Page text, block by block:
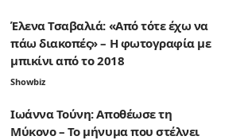
Έλενα Τσαβαλιά: «Από τότε έχω να
πάω διακοπές» – Η φωτογραφία με
μπικίνι από το 2018
Showbiz
Ιωάννα Τούνη: Αποθέωσε τη
Μύκονο – Το μήνυμα που στέλνει